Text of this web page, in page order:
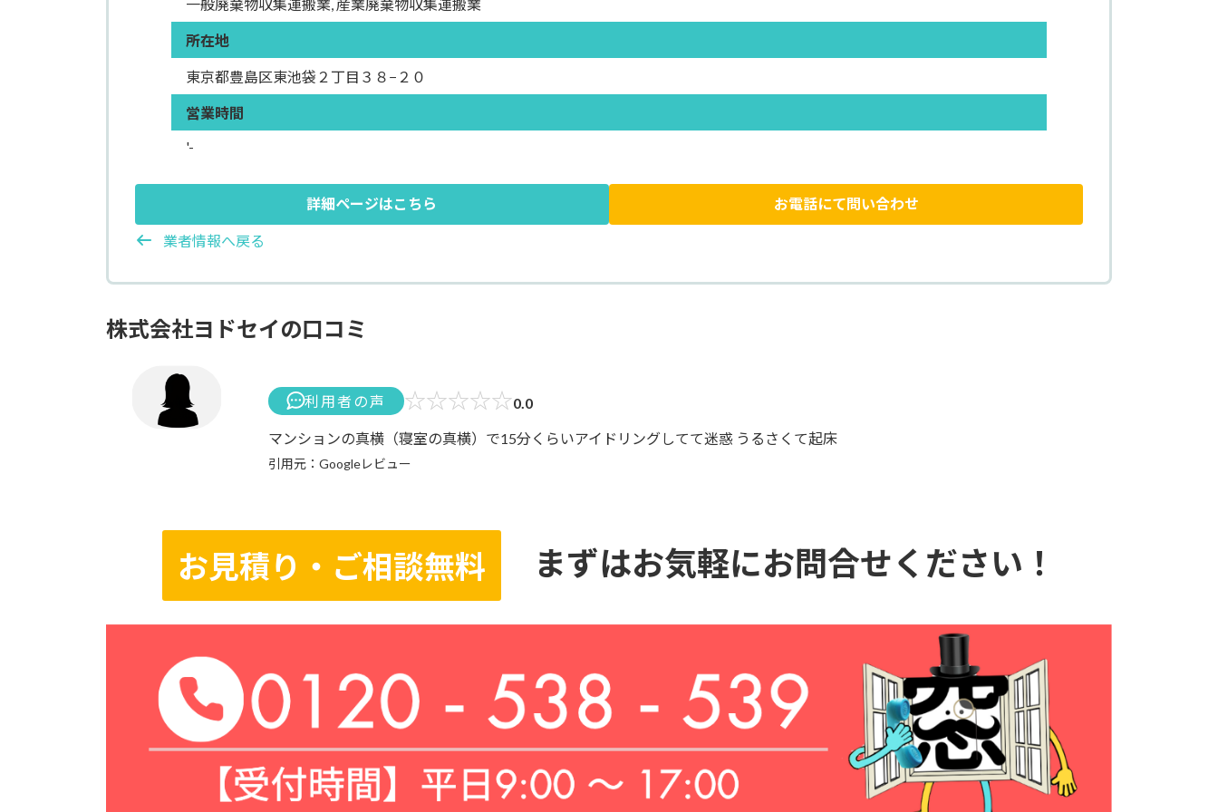
一般廃棄物収集運搬業, 産業廃棄物収集運搬業
所在地
東京都豊島区東池袋２丁目３８−２０
営業時間
'-
詳細ページはこちら お電話にて問い合わせ
業者情報へ戻る
株式会社ヨドセイの口コミ
利用者の声 ☆☆☆☆☆0.0
マンションの真横（寝室の真横）で15分くらいアイドリングしてて迷惑 うるさくて起床
引用元：Googleレビュー
お見積り・ご相談無料 まずはお気軽にお問合せください！